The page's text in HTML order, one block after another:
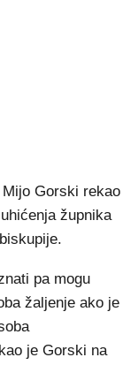
Gorski rekao
župnika
pa mogu
žaljenje ako je
je Gorski na